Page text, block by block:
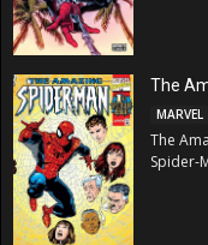
The
MARVEL
The
Spider-